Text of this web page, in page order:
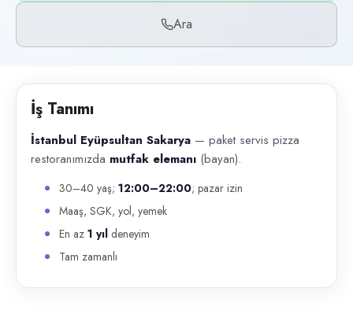
WhatsApp, Telefon
İlan açıklaması
Ara
İş Tanımı
İstanbul Eyüpsultan Sakarya — paket servis pizza
restoranımızda mutfak elemanı (bayan).
30–40 yaş; 12:00–22:00; pazar izin
Maaş, SGK, yol, yemek
En az 1 yıl deneyim
Tam zamanlı